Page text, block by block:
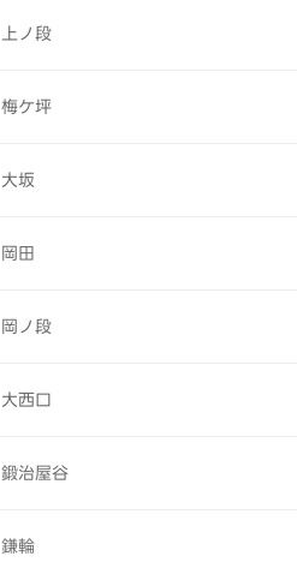
上ノ段
梅ケ坪
大坂
岡田
岡ノ段
大西口
鍛治屋谷
鎌輪